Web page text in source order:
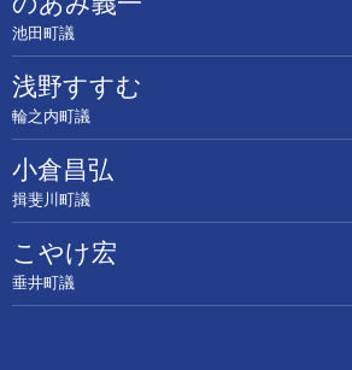
池田町議
浅野すすむ
輪之内町議
小倉昌弘
揖斐川町議
こやけ宏
垂井町議